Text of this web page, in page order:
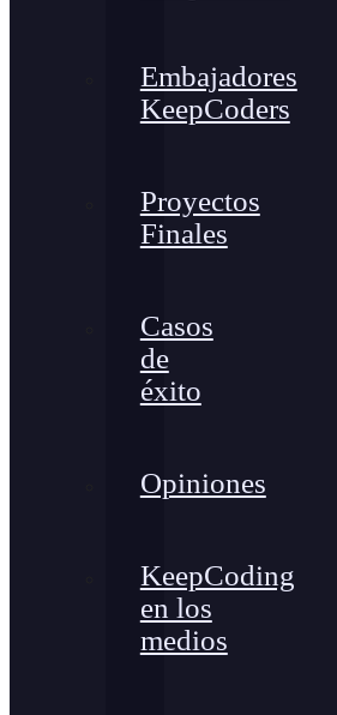
Embajadores
KeepCoders
Proyectos
Finales
Casos
de
éxito
Opiniones
KeepCoding
en los
medios